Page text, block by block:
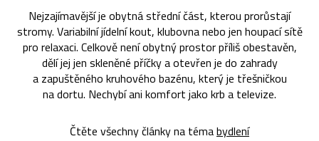
Nejzajímavější je obytná střední část, kterou prorůstají
stromy. Variabilní jídelní kout, klubovna nebo jen houpací sítě
pro relaxaci. Celkově není obytný prostor příliš obestavěn,
dělí jej jen skleněné příčky a otevřen je do zahrady
a zapuštěného kruhového bazénu, který je třešničkou
na dortu. Nechybí ani komfort jako krb a televize.
Čtěte všechny články na témabydlení